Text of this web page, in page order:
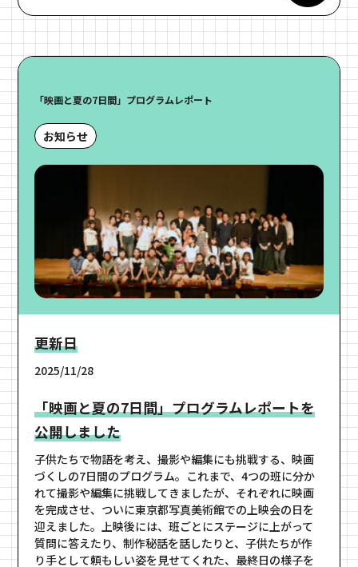
「映画と夏の7日間」プログラムレポート
お知らせ
更新日
2025/11/28
「映画と夏の7日間」プログラムレポートを
公開しました
子供たちで物語を考え、撮影や編集にも挑戦する、映画
づくしの7日間のプログラム。これまで、4つの班に分か
れて撮影や編集に挑戦してきましたが、それぞれに映画
を完成させ、ついに東京都写真美術館での上映会の日を
迎えました。上映後には、班ごとにステージに上がって
質問に答えたり、制作秘話を話したりと、子供たちが作
り手として頼もしい姿を見せてくれた、最終日の様子を